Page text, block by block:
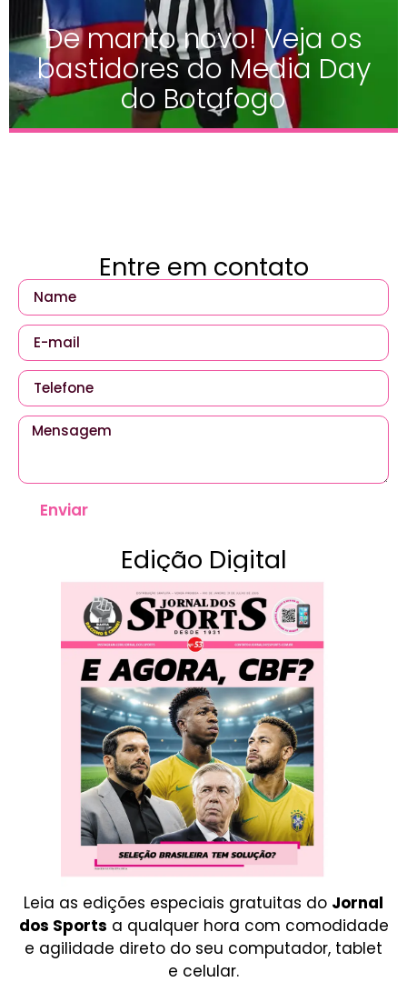
De manto novo! Veja os
bastidores do Media Day
do Botafogo
Entre em contato
Enviar
Edição Digital
Leia as edições especiais gratuitas do Jornal
dos Sports a qualquer hora com comodidade
e agilidade direto do seu computador, tablet
e celular.